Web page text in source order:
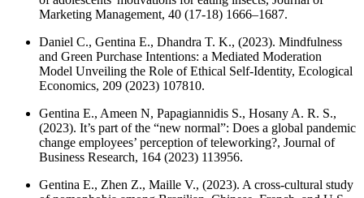
Marketing Management, 40 (17-18) 1666–1687.
Daniel C., Gentina E., Dhandra T. K., (2023). Mindfulness
and Green Purchase Intentions: a Mediated Moderation
Model Unveiling the Role of Ethical Self-Identity, Ecological
Economics, 209 (2023) 107810.
Gentina E., Ameen N, Papagiannidis S., Hosany A. R. S.,
(2023). It’s part of the “new normal”: Does a global pandemic
change employees’ perception of teleworking?, Journal of
Business Research, 164 (2023) 113956.
Gentina E., Zhen Z., Maille V., (2023). A cross-cultural study